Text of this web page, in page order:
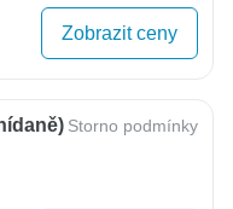
Zobrazit ceny
Storno podmínky